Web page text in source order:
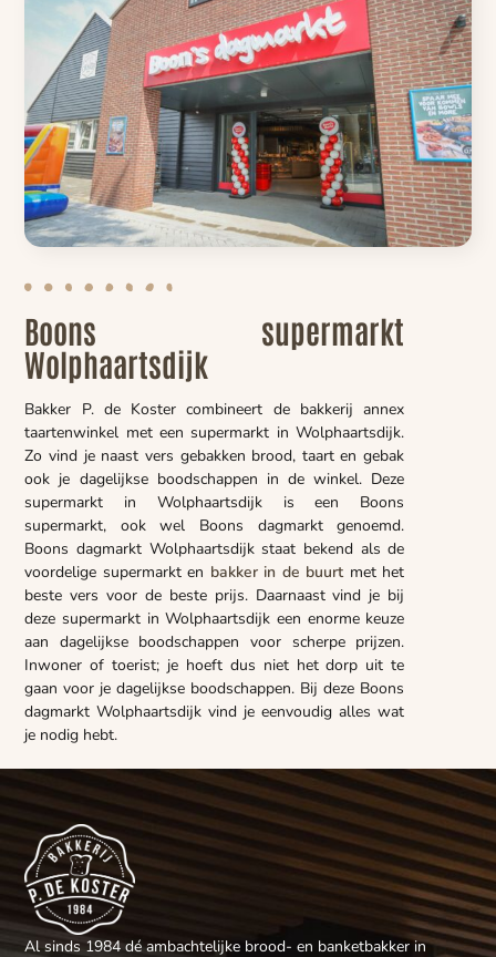
Boons supermarkt
Wolphaartsdijk
Bakker P. de Koster combineert de bakkerij annex
taartenwinkel met een supermarkt in Wolphaartsdijk.
Zo vind je naast vers gebakken brood, taart en gebak
ook je dagelijkse boodschappen in de winkel. Deze
supermarkt in Wolphaartsdijk is een Boons
supermarkt, ook wel Boons dagmarkt genoemd.
Boons dagmarkt Wolphaartsdijk staat bekend als de
voordelige supermarkt en bakker in de buurtmet het
beste vers voor de beste prijs. Daarnaast vind je bij
deze supermarkt in Wolphaartsdijk een enorme keuze
aan dagelijkse boodschappen voor scherpe prijzen.
Inwoner of toerist; je hoeft dus niet het dorp uit te
gaan voor je dagelijkse boodschappen. Bij deze Boons
dagmarkt Wolphaartsdijk vind je eenvoudig alles wat
je nodig hebt.
Al sinds 1984 dé ambachtelijke brood- en banketbakker in